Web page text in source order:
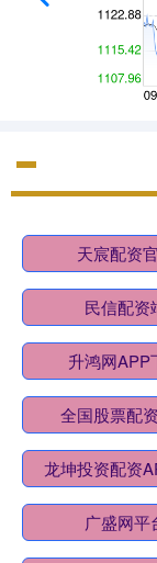
天宸配资
民信配资
升鸿网APP
全国股票配
龙坤投资配资
广盛网平